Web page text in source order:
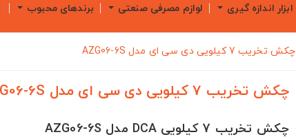
ابزار اندازه گیری لوازم مصرفی صنعتی برندهای محبوب
چکش تخریب 7 کیلویی دی سی ای مدل AZG06-6S
چکش تخریب 7 کیلویی دی سی ای مدل AZG06-6S
چکش تخریب 7 کیلویی DCA مدل AZG06-6S